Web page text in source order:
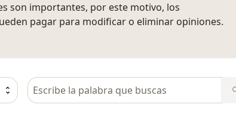
son importantes, por este motivo, los
pagar para modificar o eliminar opiniones.
Busca en opiniones